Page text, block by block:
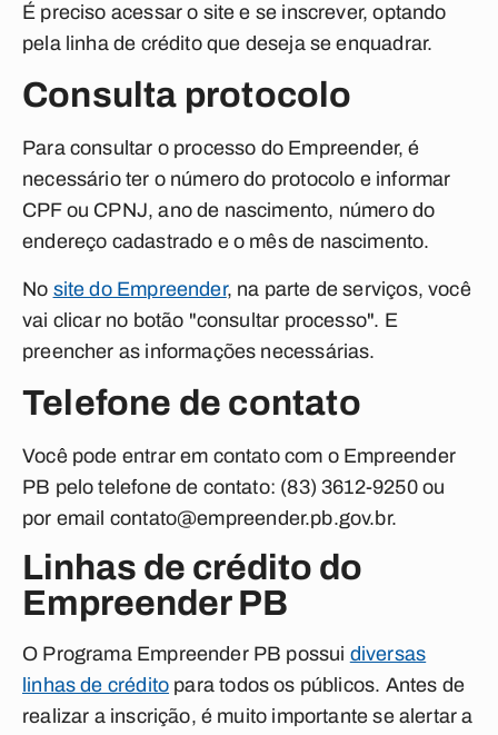
É preciso acessar o site e se inscrever, optando
pela linha de crédito que deseja se enquadrar.
Consulta protocolo
Para consultar o processo do Empreender, é
necessário ter o número do protocolo e informar
CPF ou CPNJ, ano de nascimento, número do
endereço cadastrado e o mês de nascimento.
No site do Empreender, na parte de serviços, você
vai clicar no botão "consultar processo". E
preencher as informações necessárias.
Telefone de contato
Você pode entrar em contato com o Empreender
PB pelo telefone de contato: (83) 3612-9250 ou
por email contato@empreender.pb.gov.br.
Linhas de crédito do
Empreender PB
O Programa Empreender PB possui diversas
linhas de crédito para todos os públicos. Antes de
realizar a inscrição, é muito importante se alertar a